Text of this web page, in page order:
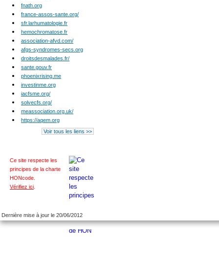
fnath.org
france-assos-sante.org/
sfr.larhumatologie.fr
hemochromatose.fr
association-afvd.com/
afgs-syndromes-secs.org
droitsdesmalades.fr/
sante.gouv.fr
phoenixrising.me
investinme.org
iacfsme.org/
solvecfs.org/
meassociation.org.uk/
https://aqem.org
Voir tous les liens >>
Ce site respecte les
principes de la charte
HONcode
Vérifiez ici
Dernière mise à jour le 20/06/2012